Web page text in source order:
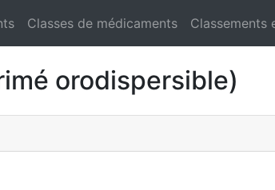
Classes de médicaments Classements
orodispersible)